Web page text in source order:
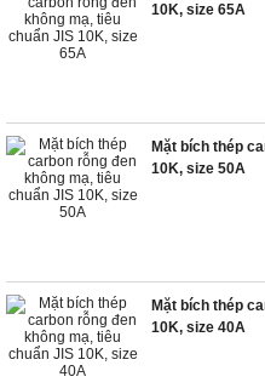
10K, size 65A
Mặt bích thép
10K, size 50A
Mặt bích thép
10K, size 40A